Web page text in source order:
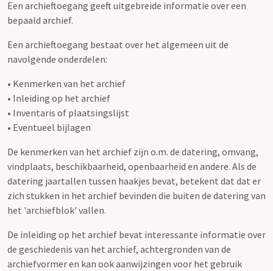
Een archieftoegang geeft uitgebreide informatie over een
bepaald archief.
Een archieftoegang bestaat over het algemeen uit de
navolgende onderdelen:
• Kenmerken van het archief
• Inleiding op het archief
• Inventaris of plaatsingslijst
• Eventueel bijlagen
De kenmerken van het archief zijn o.m. de datering, omvang,
vindplaats, beschikbaarheid, openbaarheid en andere. Als de
datering jaartallen tussen haakjes bevat, betekent dat dat er
zich stukken in het archief bevinden die buiten de datering van
het 'archiefblok' vallen.
De inleiding op het archief bevat interessante informatie over
de geschiedenis van het archief, achtergronden van de
archiefvormer en kan ook aanwijzingen voor het gebruik